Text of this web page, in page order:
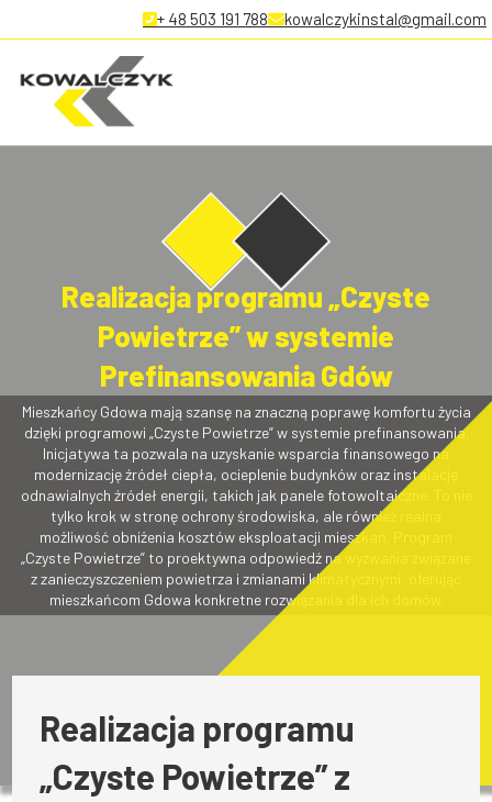
+ 48 503 191 788 kowalczykinstal@gmail.com
Realizacja programu „Czyste
Powietrze” w systemie
Prefinansowania Gdów
Mieszkańcy Gdowa mają szansę na znaczną poprawę komfortu życia
dzięki programowi „Czyste Powietrze” w systemie prefinansowania.
Inicjatywa ta pozwala na uzyskanie wsparcia finansowego na
modernizację źródeł ciepła, ocieplenie budynków oraz instalację
odnawialnych źródeł energii, takich jak panele fotowoltaiczne. To nie
tylko krok w stronę ochrony środowiska, ale również realna
możliwość obniżenia kosztów eksploatacji mieszkań. Program
„Czyste Powietrze” to proektywna odpowiedź na wyzwania związane
z zanieczyszczeniem powietrza i zmianami klimatycznymi, oferując
mieszkańcom Gdowa konkretne rozwiązania dla ich domów.
Realizacja programu
„Czyste Powietrze” z